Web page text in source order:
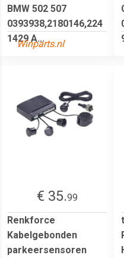
BMW 502 507
0393938,2180146,224
1429 A...
Winparts.nl
€ 35.99
Renkforce
Kabelgebonden
parkeersensoren